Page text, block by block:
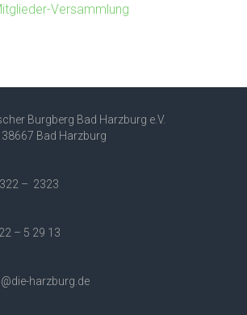
Versammlung
Burgberg Bad Harzburg e.V.
Bad Harzburg
2323
29 13
harzburg.de